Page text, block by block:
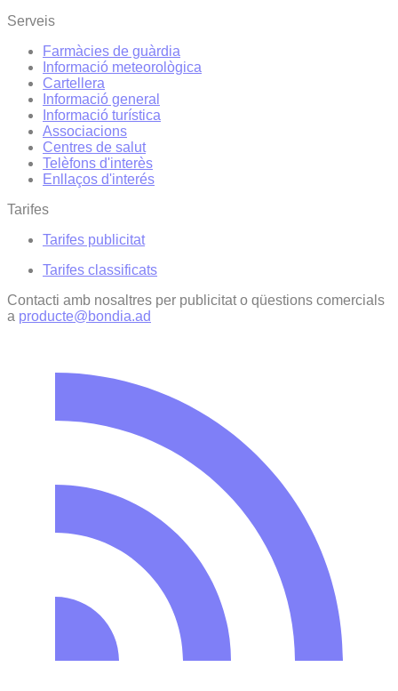
Serveis
Farmàcies de guàrdia
Informació meteorològica
Cartellera
Informació general
Informació turística
Associacions
Centres de salut
Telèfons d'interès
Enllaços d'interés
Tarifes
Tarifes publicitat
Tarifes classificats
Contacti amb nosaltres per publicitat o qüestions comercials
a producte@bondia.ad